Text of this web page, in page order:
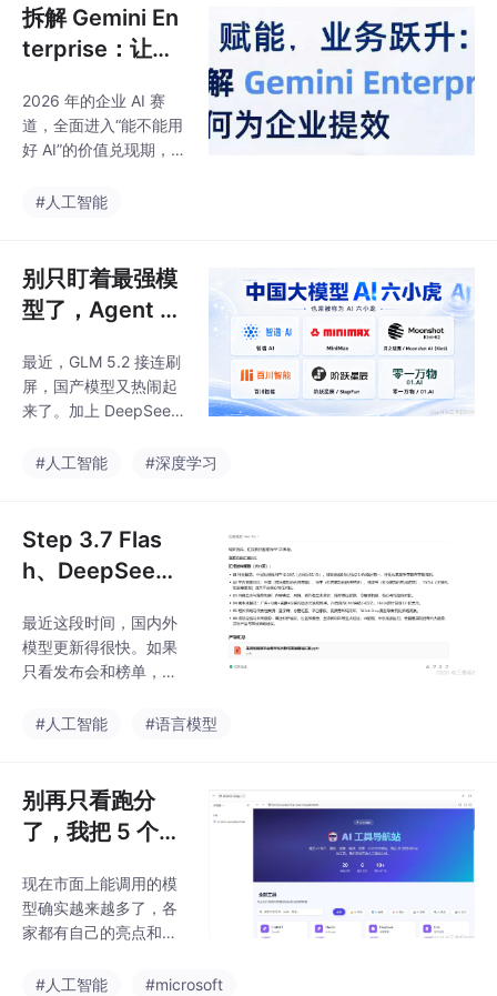
能突破“人主导、AI辅
助”的传统开发逻辑，无
法适配复杂项目、全链
业化软件工程需求。
拆解 Gemini En
terprise：让企
具升级为统一工
作入口
2026 年的企业 AI 赛
道，全面进入“能不能用
好 AI”的价值兑现期，G
月的 Next 2026 大会上
新战略，将 Gemini Ent
erprise Agent Platform
定位为 Vertex AI 的进
企业 AI 落地的普遍痛
点。
#人工智能
别只盯着最强模
型了，Agent 场
ash 档模型
最近，GLM 5.2 接连刷
屏，国产模型又热闹起
来了。加上 DeepSeek
有阶跃星辰的 Step-3.7
赶，热度一下子又上来
了。可能有小伙伴对阶
跃模型不熟悉哈，阶跃
#人工智能 #深度学习
Step 3.7 Flas
h、DeepSee
emini、GPT，
谁更适合Agen
最近这段时间，国内外
模型更新得很快。如果
只看发布会和榜单，大
很强。参数更大、上下
猛。但真正用到工作流
里，会发现另一件事：
模型强不强，不只看它
看它能不能把一个任务
完整跑完。
#人工智能 #语言模型
别再只看跑分
了，我把 5 个模
真实 Agent 任
务
现在市面上能调用的模
型确实越来越多了，各
家都有自己的亮点和侧
跑分数据其实很难判断
#人工智能 #microsoft